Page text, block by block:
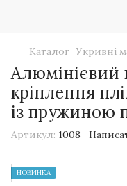
Каталог Укривні
Алюмінієвий
кріплення
із пружиною
Артикул: 1008
НОВИНКА